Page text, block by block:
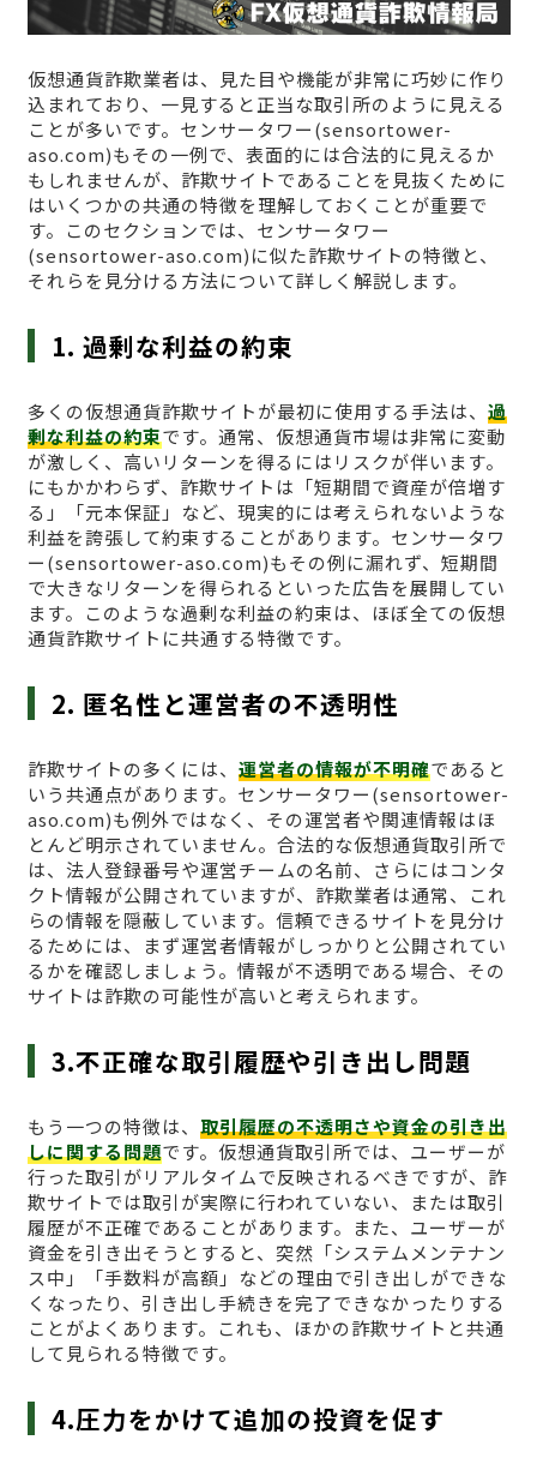
仮想通貨詐欺業者は、見た目や機能が非常に巧妙に作り
込まれており、一見すると正当な取引所のように見える
ことが多いです。センサータワー(sensortower-
aso.com)もその一例で、表面的には合法的に見えるか
もしれませんが、詐欺サイトであることを見抜くために
はいくつかの共通の特徴を理解しておくことが重要で
す。このセクションでは、センサータワー
(sensortower-aso.com)に似た詐欺サイトの特徴と、
それらを見分ける方法について詳しく解説します。
1. 過剰な利益の約束
多くの仮想通貨詐欺サイトが最初に使用する手法は、 過
剰な利益の約束です。通常、仮想通貨市場は非常に変動
が激しく、高いリターンを得るにはリスクが伴います。
にもかかわらず、詐欺サイトは「短期間で資産が倍増す
る」「元本保証」など、現実的には考えられないような
利益を誇張して約束することがあります。センサータワ
ー(sensortower-aso.com)もその例に漏れず、短期間
で大きなリターンを得られるといった広告を展開してい
ます。このような過剰な利益の約束は、ほぼ全ての仮想
通貨詐欺サイトに共通する特徴です。
2. 匿名性と運営者の不透明性
詐欺サイトの多くには、 運営者の情報が不明確であると
いう共通点があります。センサータワー(sensortower-
aso.com)も例外ではなく、その運営者や関連情報はほ
とんど明示されていません。合法的な仮想通貨取引所で
は、法人登録番号や運営チームの名前、さらにはコンタ
クト情報が公開されていますが、詐欺業者は通常、これ
らの情報を隠蔽しています。信頼できるサイトを見分け
るためには、まず運営者情報がしっかりと公開されてい
るかを確認しましょう。情報が不透明である場合、その
サイトは詐欺の可能性が高いと考えられます。
3.不正確な取引履歴や引き出し問題
もう一つの特徴は、 取引履歴の不透明さや資金の引き出
しに関する問題です。仮想通貨取引所では、ユーザーが
行った取引がリアルタイムで反映されるべきですが、詐
欺サイトでは取引が実際に行われていない、または取引
履歴が不正確であることがあります。また、ユーザーが
資金を引き出そうとすると、突然「システムメンテナン
ス中」「手数料が高額」などの理由で引き出しができな
くなったり、引き出し手続きを完了できなかったりする
ことがよくあります。これも、ほかの詐欺サイトと共通
して見られる特徴です。
4.圧力をかけて追加の投資を促す